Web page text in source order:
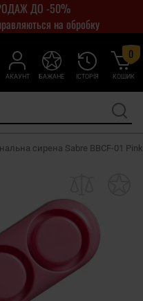
ДО -50%
на обробку
АКАУНТ ІСТОРІЯ
БАЖАНЕ КОШИК
0
сирена Sabre BBCF-01 Pink